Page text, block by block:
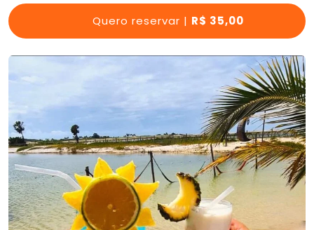
Quero reservar | R$ 35,00